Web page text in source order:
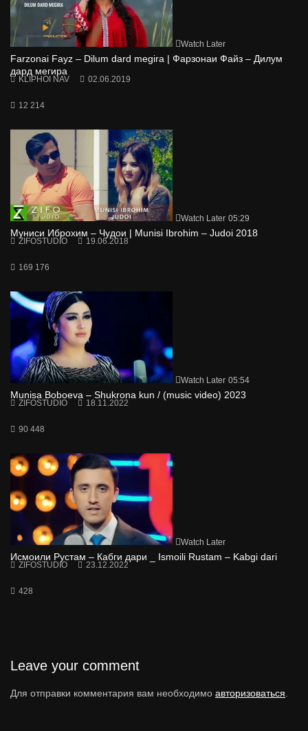
Watch Later
Farzonai Fayz – Dilum dard megira | Фарзонаи Файз – Дилум
дард мегира
KLIPHOI NAV 02.06.2019
12 214
Watch Later 05:29
Муниси Иброхим – Чудои | Munisi Ibrohim – Judoi 2018
ZIFOSTUDIO 19.06.2018
169 176
Watch Later 05:54
Munisa Boboeva – Shukrona kun / (music video) 2023
ZIFOSTUDIO 18.11.2022
90 448
Watch Later
Исмоили Рустам – Кабги дари _ Ismoili Rustam – Kabgi dari
ZIFOSTUDIO 23.12.2022
428
Leave your comment
Для отправки комментария вам необходимо авторизоваться.